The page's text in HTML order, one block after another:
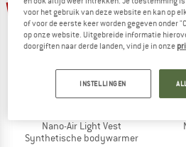
tot -32%
Nano-Air Light Vest
Synthetische bodywarmer
tot -
voor het gebruik van deze website en kan op
of voor de eerste keer worden gegeven onder
op onze website. Uitgebreide informatie
doorgiften naar derde landen, vind je in onze
INSTELLINGEN